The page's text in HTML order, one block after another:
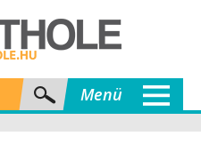
Menü